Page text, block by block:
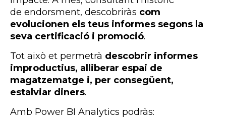
de endorsment, descobriràs com
evolucionen els teus informes segons la
seva certificació i promoció.
Tot això et permetrà descobrir informes
improductius, alliberar espai de
magatzematge i, per consegüent,
estalviar diners.
Amb Power BI Analytics podràs: